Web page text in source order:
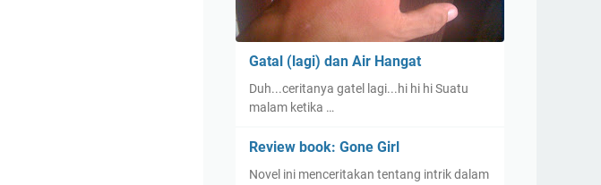
Gatal (lagi) dan Air Hangat
Duh...ceritanya gatel lagi...hi hi hi Suatu
malam ketika …
Review book: Gone Girl
Novel ini menceritakan tentang intrik dalam